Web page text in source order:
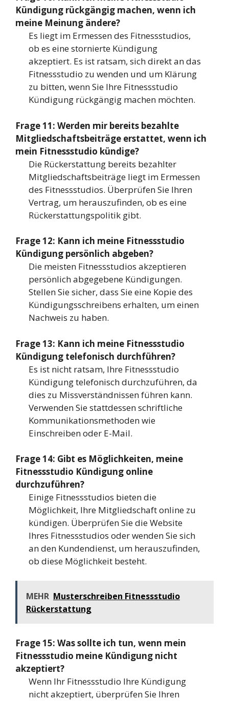
Kündigung rückgängig machen, wenn ich
meine Meinung ändere?
Es liegt im Ermessen des Fitnessstudios,
ob es eine stornierte Kündigung
akzeptiert. Es ist ratsam, sich direkt an das
Fitnessstudio zu wenden und um Klärung
zu bitten, wenn Sie Ihre Fitnessstudio
Kündigung rückgängig machen möchten.
Frage 11: Werden mir bereits bezahlte
Mitgliedschaftsbeiträge erstattet, wenn ich
mein Fitnessstudio kündige?
Die Rückerstattung bereits bezahlter
Mitgliedschaftsbeiträge liegt im Ermessen
des Fitnessstudios. Überprüfen Sie Ihren
Vertrag, um herauszufinden, ob es eine
Rückerstattungspolitik gibt.
Frage 12: Kann ich meine Fitnessstudio
Kündigung persönlich abgeben?
Die meisten Fitnessstudios akzeptieren
persönlich abgegebene Kündigungen.
Stellen Sie sicher, dass Sie eine Kopie des
Kündigungsschreibens erhalten, um einen
Nachweis zu haben.
Frage 13: Kann ich meine Fitnessstudio
Kündigung telefonisch durchführen?
Es ist nicht ratsam, Ihre Fitnessstudio
Kündigung telefonisch durchzuführen, da
dies zu Missverständnissen führen kann.
Verwenden Sie stattdessen schriftliche
Kommunikationsmethoden wie
Einschreiben oder E-Mail.
Frage 14: Gibt es Möglichkeiten, meine
Fitnessstudio Kündigung online
durchzuführen?
Einige Fitnessstudios bieten die
Möglichkeit, Ihre Mitgliedschaft online zu
kündigen. Überprüfen Sie die Website
Ihres Fitnessstudios oder wenden Sie sich
an den Kundendienst, um herauszufinden,
ob diese Möglichkeit besteht.
MEHR Musterschreiben Fitnessstudio
Rückerstattung
Frage 15: Was sollte ich tun, wenn mein
Fitnessstudio meine Kündigung nicht
akzeptiert?
Wenn Ihr Fitnessstudio Ihre Kündigung
nicht akzeptiert, überprüfen Sie Ihren